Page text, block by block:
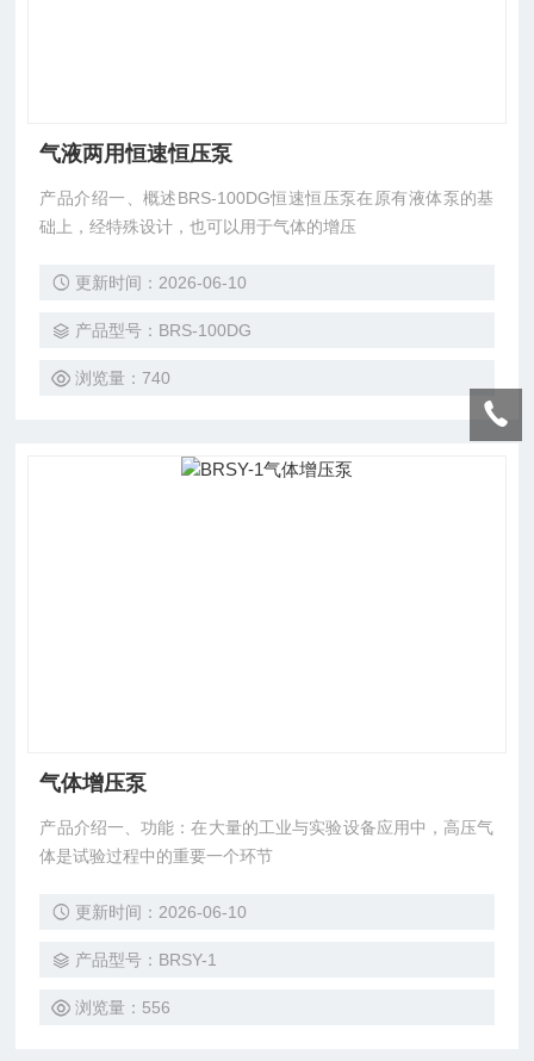
气液两用恒速恒压泵
产品介绍一、概述BRS-100DG恒速恒压泵在原有液体泵的基
础上，经特殊设计，也可以用于气体的增压
更新时间：2026-06-10
产品型号：BRS-100DG
浏览量：740
气体增压泵
产品介绍一、功能：在大量的工业与实验设备应用中，高压气
体是试验过程中的重要一个环节
更新时间：2026-06-10
产品型号：BRSY-1
浏览量：556